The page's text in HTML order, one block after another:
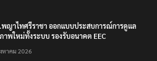
ญาไทศรีราชา ออกแบบประสบการณ์การดูแล
าพใหม่ทั้งระบบ รองรับอนาคต EEC
หาคม 2026